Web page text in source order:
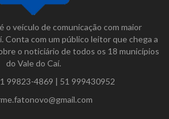
o veículo de comunicação com maior
Conta com um público leitor que chega a
o noticiário de todos os 18 municípios
do Vale do Caí.
99823-4869
51 999430952